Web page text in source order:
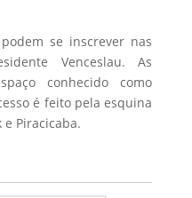
se inscrever nas
Venceslau. As
conhecido como
é feito pela esquina
e Piracicaba.